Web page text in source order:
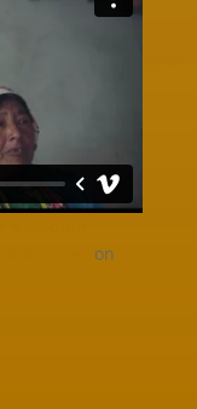
on